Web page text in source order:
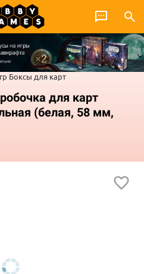
Боксы для карт
для карт
(белая, 58 мм,